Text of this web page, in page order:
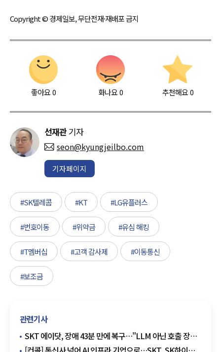
Copyright © 경제일보, 무단전재·재배포 금지
좋아요0 화나요0 추천해요 0
선재관 기자
seon@kyungjeilbo.com
기자페이지
#SK텔레콤 #KT #LG유플러스
#번호이동 #위약금 #유심 해킹
#T멤버십 #고객 감사제 #이동통신
#보조금
관련기사
SKT 에이닷, 장애 43분 만에 복구…"LLM 아닌 호출 장비
오류"